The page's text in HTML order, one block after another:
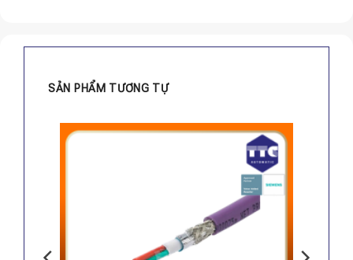
SẢN PHẨM TƯƠNG TỰ